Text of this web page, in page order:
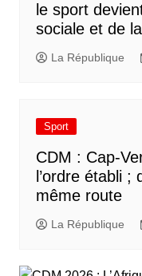
le sport
sociale et de
La République
Sport
CDM : Cap-
l’ordre établi
même route
La République